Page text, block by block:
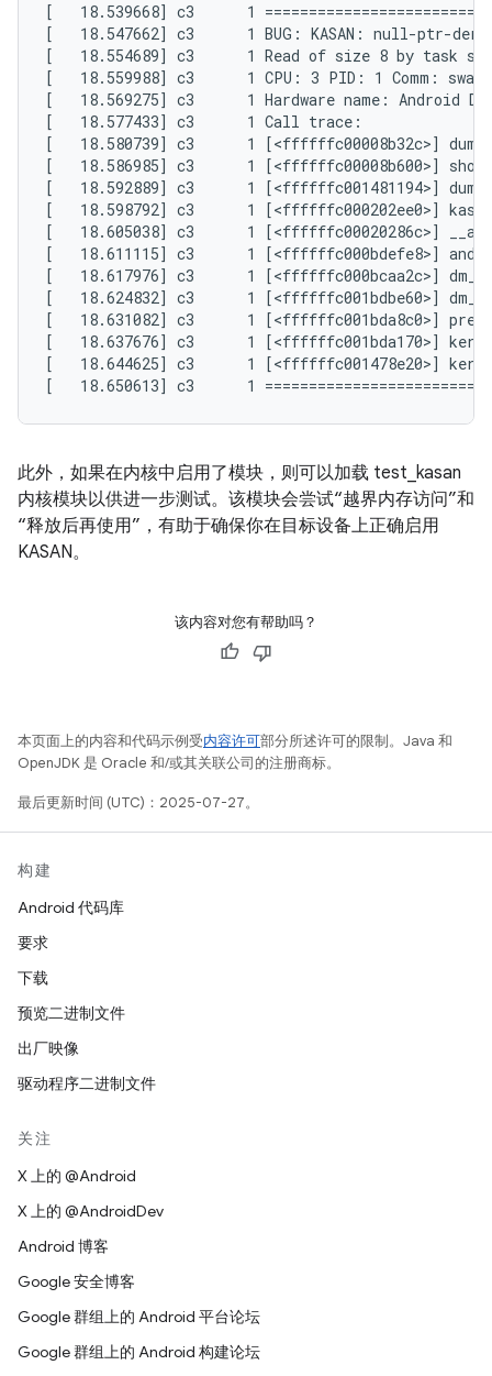
[   18.539668] c3      1
[   18.547662] c3      1 BUG: KASAN: null-ptr-deref
[   18.554689] c3      1 Read of size 8 by task
[   18.559988] c3      1 CPU: 3 PID: 1 Comm:
[   18.569275] c3      1 Hardware name: Android
[   18.577433] c3      1 Call trace:
[   18.580739] c3      1 [<ffffffc00008b32c>]
[   18.586985] c3      1 [<ffffffc00008b600>]
[   18.592889] c3      1 [<ffffffc001481194>]
[   18.598792] c3      1 [<ffffffc000202ee0>]
[   18.605038] c3      1 [<ffffffc00020286c>]
[   18.611115] c3      1 [<ffffffc000bdefe8>]
[   18.617976] c3      1 [<ffffffc000bcaa2c>]
[   18.624832] c3      1 [<ffffffc001bdbe60>]
[   18.631082] c3      1 [<ffffffc001bda8c0>]
[   18.637676] c3      1 [<ffffffc001bda170>]
[   18.644625] c3      1 [<ffffffc001478e20>]
此外，如果在内核中启用了模块，则可以加载 test_kasan
内核模块以供进一步测试。该模块会尝试“越界内存访问”和
“释放后再使用”，有助于确保你在目标设备上正确启用
KASAN。
该内容对您有帮助吗？
本页面上的内容和代码示例受内容许可部分所述许可的限制。Java 和
OpenJDK 是 Oracle 和/或其关联公司的注册商标。
最后更新时间 (UTC)：2025-07-27。
构建
Android 代码库
要求
下载
预览二进制文件
出厂映像
驱动程序二进制文件
关注
X 上的 @Android
X 上的 @AndroidDev
Android 博客
Google 安全博客
Google 群组上的 Android 平台论坛
Google 群组上的 Android 构建论坛